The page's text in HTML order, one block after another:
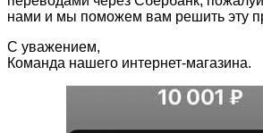
нами и мы поможем вам решить эту
С уважением,
Команда нашего интернет-магазина.